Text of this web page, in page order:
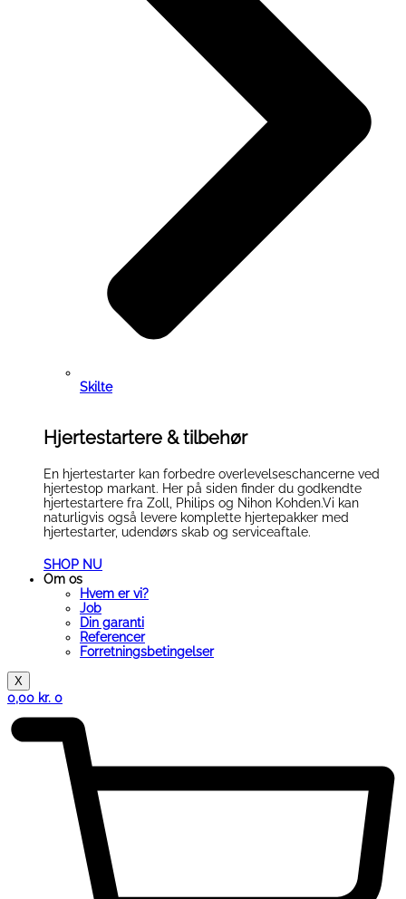
Skilte
Hjertestartere & tilbehør
En hjertestarter kan forbedre overlevelseschancerne ved
hjertestop markant. Her på siden finder du godkendte
hjertestartere fra Zoll, Philips og Nihon Kohden.Vi kan
naturligvis også levere komplette hjertepakker med
hjertestarter, udendørs skab og serviceaftale.
SHOP NU
Om os
Hvem er vi?
Job
Din garanti
Referencer
Forretningsbetingelser
X
0,00 kr. 0